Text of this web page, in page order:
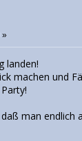
»
landen!
machen und
man